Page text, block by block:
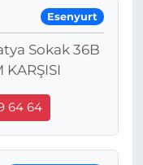
Esenyurt
Sokak 36B
KARŞISI
64 64